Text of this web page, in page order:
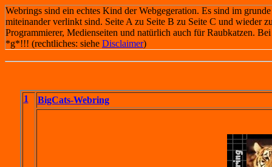
Webrings sind ein echtes Kind der Webgegeration. Es sind im
miteinander verlinkt sind. Seite A zu Seite B zu Seite C und wieder
Programmierer, Medienseiten und natürlich auch für Raubkatzen.
*g*!!! (rechtliches: siehe Disclaimer)
1 BigCats-Webring